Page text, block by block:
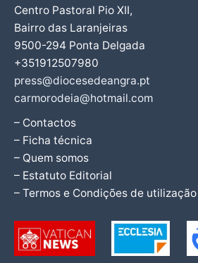
Centro Pastoral Pio XII,
Bairro das Laranjeiras
9500-294 Ponta Delgada
+351912507980
press@diocesedeangra.pt
carmorodeia@hotmail.com
– Contactos
– Ficha técnica
– Quem somos
– Estatuto Editorial
– Termos e Condições de utilização